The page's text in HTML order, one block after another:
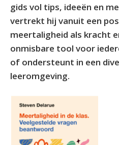
gids vol tips, ideeën en
vertrekt hij vanuit een
meertaligheid als kracht
onmisbare tool voor
of ondersteunt in een
leeromgeving.